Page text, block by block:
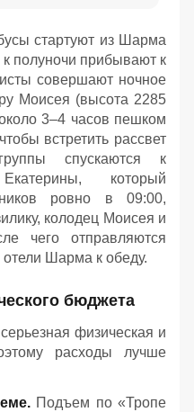
стартуют из Шарма
полуночи прибывают к
совершают ночное
Моисея (высота 2285
3–4 часов пешком
встретить рассвет
спускаются к
который
ровно в 09:00,
колодец Моисея и
чего отправляются
Шарма к обеду.
бюджета
физическая и
расходы лучше
Подъем по «Тропе